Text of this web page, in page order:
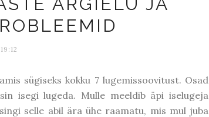
19:12
sügiseks kokku 7 lugemissoovitust. Osad
isegi lugeda. Mulle meeldib äpi iselugeja
selle abil ära ühe raamatu, mis mul juba